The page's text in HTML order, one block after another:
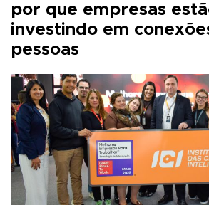
por que empresas
investindo em
pessoas